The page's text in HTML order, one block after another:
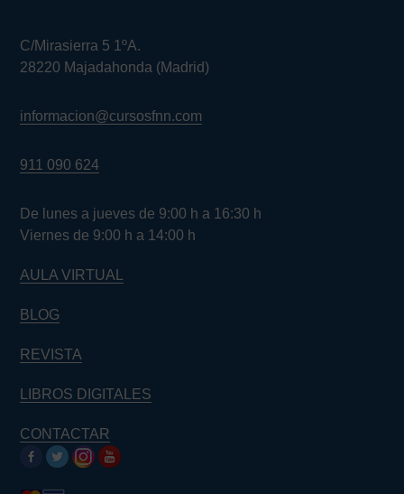
C/Mirasierra 5 1ºA.
28220 Majadahonda (Madrid)
informacion@cursosfnn.com
911 090 624
De lunes a jueves de 9:00 h a 16:30 h
Viernes de 9:00 h a 14:00 h
AULA VIRTUAL
BLOG
REVISTA
LIBROS DIGITALES
CONTACTAR